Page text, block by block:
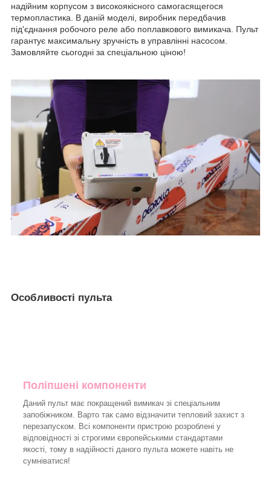
надійним корпусом з високоякісного самогасящегося
термопластика. В даній моделі, виробник передбачив
під'єднання робочого реле або поплавкового вимикача. Пульт
гарантує максимальну зручність в управлінні насосом.
Замовляйте сьогодні за спеціальною ціною!
Особливості пульта
Поліпшені компоненти
Даний пульт має покращений вимикач зі спеціальним
запобіжником. Варто так само відзначити тепловий захист з
перезапуском. Всі компоненти пристрою розроблені у
відповідності зі строгими європейськими стандартами
якості, тому в надійності даного пульта можете навіть не
сумніватися!